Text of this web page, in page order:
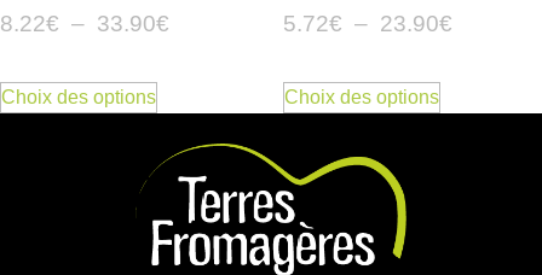
8.22€ – 33.90€
Choix des options
5.72€ – 23.90€
Choix des options